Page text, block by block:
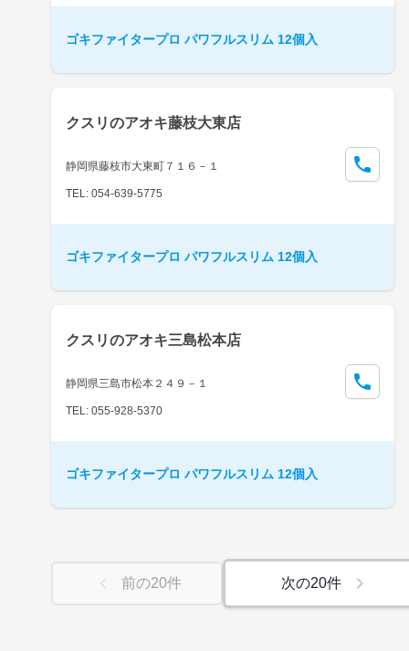
ゴキファイタープロ パワフルスリム 12個入
クスリのアオキ藤枝大東店
静岡県藤枝市大東町７１６－１
TEL: 054-639-5775
ゴキファイタープロ パワフルスリム 12個入
クスリのアオキ三島松本店
静岡県三島市松本２４９－１
TEL: 055-928-5370
ゴキファイタープロ パワフルスリム 12個入
前の20件 次の20件